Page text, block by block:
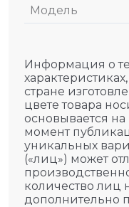
Модель
Информация о
стране
цвете товара
основывается
момент
уникальных
(«лиц») может
количество лиц
дополнительно